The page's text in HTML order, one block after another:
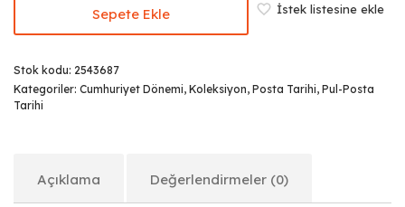
Sepete Ekle İstek listesine ekle
Stok kodu: 2543687
Kategoriler: Cumhuriyet Dönemi, Koleksiyon, Posta Tarihi, Pul-Posta
Tarihi
Açıklama Değerlendirmeler (0)